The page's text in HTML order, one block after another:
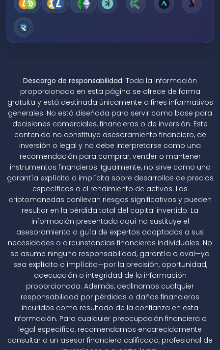
Descargo de responsabilidad: Toda la información
proporcionada en esta página se ofrece de forma
gratuita y está destinada únicamente a fines informativos
generales. No está diseñada para servir como base para
decisiones comerciales, financieras o de inversión. Este
contenido no constituye asesoramiento financiero, de
inversión o legal y no debe interpretarse como una
recomendación para comprar, vender o mantener
instrumentos financieros. Igualmente, no sirve como una
garantía explícita o implícita sobre desarrollos de precios
específicos o el rendimiento de activos. Las
criptomonedas conllevan riesgos significativos y pueden
resultar en la pérdida total del capital invertido. La
información presentada aquí no sustituye el
asesoramiento o guía de expertos adaptados a sus
necesidades o circunstancias financieras individuales. No
se asume ninguna responsabilidad, garantía o aval—ya
sea explícito o implícito—por la precisión, oportunidad,
adecuación o integridad de la información
proporcionada. Además, declinamos cualquier
responsabilidad por pérdidas o daños financieros
incuridos como resultado de la confianza en esta
información. Para cualquier preocupación financiera o
legal específica, recomendamos encarecidamente
consultar a un asesor financiero calificado, profesional de